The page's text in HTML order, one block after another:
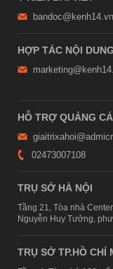
bandoc@kenh14.vn
HỢP TÁC NỘI DUNG
HỖ TRỢ QUẢNG
02473007108
TRỤ SỞ HÀ NỘI
Tầng 21, Tòa nhà
Nguyễn Huy Tưởng,
TRỤ SỞ TP.HỒ CHÍ